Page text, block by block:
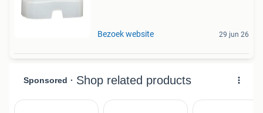
Bezoek website 29 jun 26